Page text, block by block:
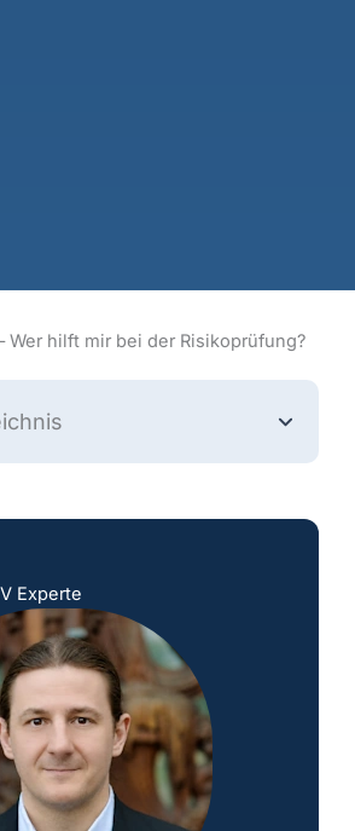
Wer hilft mir bei der Risikoprüfung?
Experte